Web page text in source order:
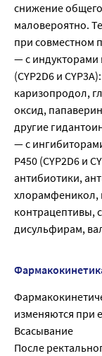
снижение
маловероятно.
при совместном
— с индукторами
(CYP2D6 и
каризопродол,
оксид,
другие
— с
Р450 (CYP2D6 и
антибиотики,
хлорамфеникол,
контрацептивы,
дисульфирам,
изменяются при
Всасывание
После